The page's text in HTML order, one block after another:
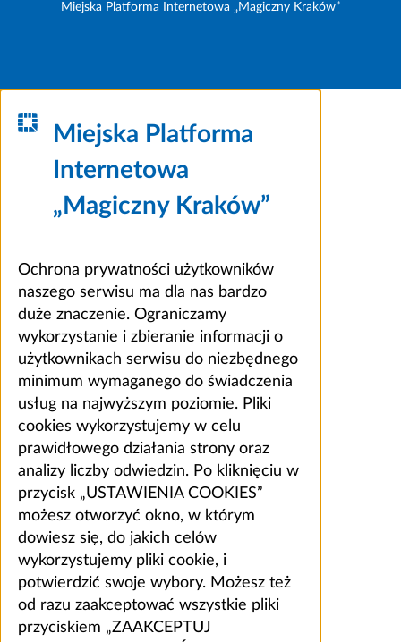
Miejska Platforma Internetowa „Magiczny Kraków”
Miejska Platforma
Internetowa
„Magiczny Kraków”
Ochrona prywatności użytkowników
naszego serwisu ma dla nas bardzo
duże znaczenie. Ograniczamy
wykorzystanie i zbieranie informacji o
użytkownikach serwisu do niezbędnego
minimum wymaganego do świadczenia
usług na najwyższym poziomie. Pliki
cookies wykorzystujemy w celu
prawidłowego działania strony oraz
analizy liczby odwiedzin. Po kliknięciu w
przycisk „USTAWIENIA COOKIES”
możesz otworzyć okno, w którym
dowiesz się, do jakich celów
wykorzystujemy pliki cookie, i
potwierdzić swoje wybory. Możesz też
od razu zaakceptować wszystkie pliki
przyciskiem „ZAAKCEPTUJ